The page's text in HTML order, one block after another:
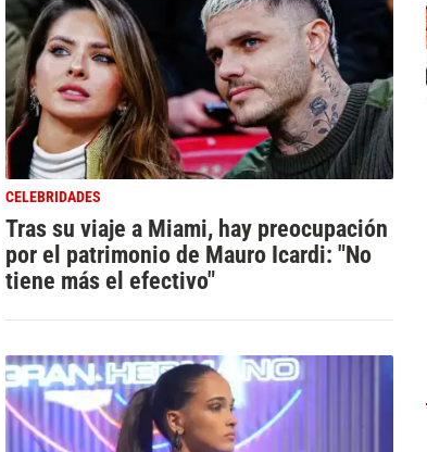
CELEBRIDADES
Tras su viaje a Miami, hay preocupación
por el patrimonio de Mauro Icardi: "No
tiene más el efectivo"